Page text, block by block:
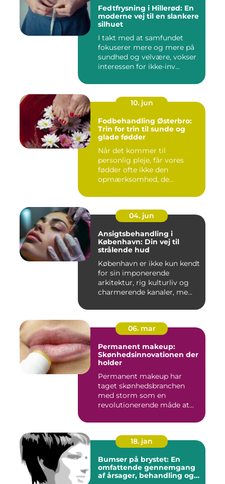
Fedtfrysning i Hillerød: En
moderne vej til en slankere
silhuet
I takt med at samfundet
fokuserer mere og mere på
sundhed og velvære, vokser
interessen for ikke-inv...
10. jun
Fodbehandling Østerbro:
Trin for trin til sunde og
glade fødder
Når det kommer til
personlig pleje, får vores
fødder ofte ikke den
opmærksomhed, de
04. jun
Ansigtsbehandling i
København: Din vej til
strålende hud
København er ikke kun kendt
for sin imponerende
arkitektur, rig kulturliv og
charmerende kanaler, me...
06. mar
Permanent makeup:
Skønhedsinnovationen der
holder
Permanent makeup har
taget skønhedsbranchen
med storm som en
revolutionerende måde at
18. jan
Bumser på brystet: En
omfattende gennemgang
af årsager, behandling og